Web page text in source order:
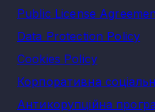
Public License
Data Protection Policy
Cookies Policy
Корпоративна
Антикорупційна